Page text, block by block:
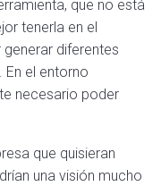
que no está
tenerla en el
diferentes
el entorno
necesario poder
que quisieran
una visión mucho